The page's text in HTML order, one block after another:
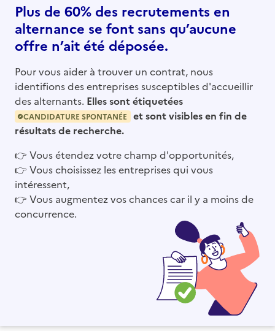
Plus de 60% des recrutements en
alternance se font sans qu’aucune
offre n’ait été déposée.
Pour vous aider à trouver un contrat, nous
identifions des entreprises susceptibles d'accueillir
des alternants. Elles sont étiquetées
CANDIDATURE SPONTANÉE
et sont visibles en fin de
résultats de recherche.
👉 Vous étendez votre champ d'opportunités,
👉 Vous choisissez les entreprises qui vous
intéressent,
👉 Vous augmentez vos chances car il y a moins de
concurrence.